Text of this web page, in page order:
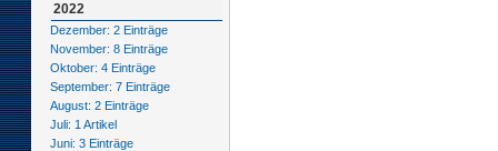
2022
Dezember: 2 Einträge
November: 8 Einträge
Oktober: 4 Einträge
September: 7 Einträge
August: 2 Einträge
Juli: 1 Artikel
Juni: 3 Einträge